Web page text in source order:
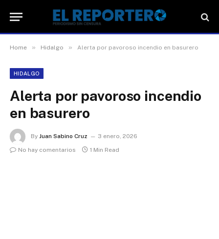
Home » Hidalgo » Alerta por pavoroso incendio en basurero
HIDALGO
Alerta por pavoroso incendio
en basurero
By Juan Sabino Cruz
3 enero, 2026
No hay comentarios
1 Min Read